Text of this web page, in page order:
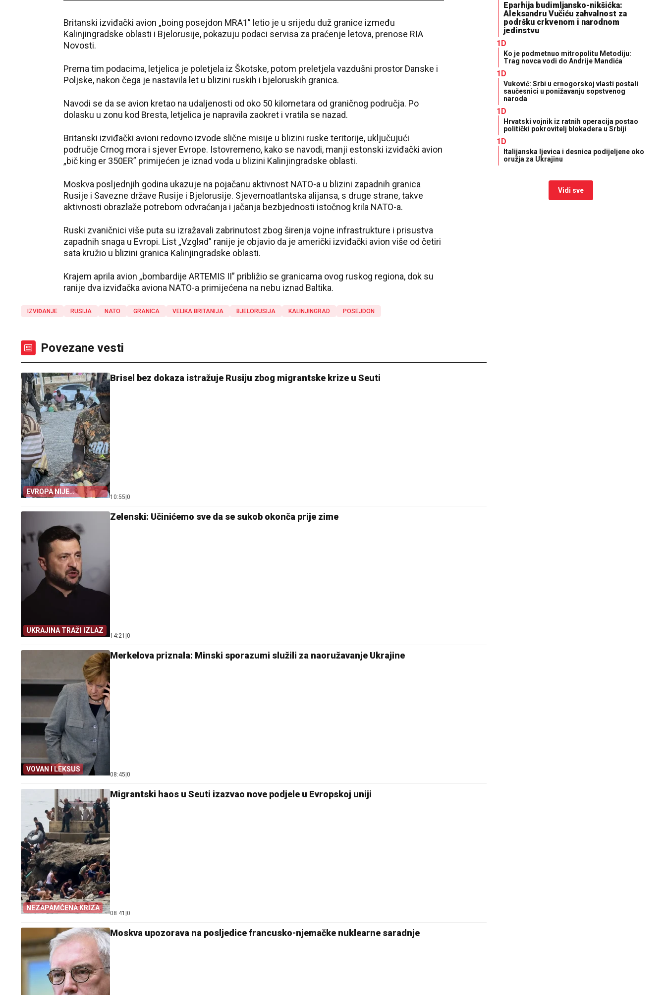
Britanski izviđački avion „boing posejdon MRA1” letio je u srijedu duž granice između
Kalinjingradske oblasti i Bjelorusije, pokazuju podaci servisa za praćenje letova, prenose RIA
Novosti.
Prema tim podacima, letjelica je poletjela iz Škotske, potom preletjela vazdušni prostor Danske i
Poljske, nakon čega je nastavila let u blizini ruskih i bjeloruskih granica.
Navodi se da se avion kretao na udaljenosti od oko 50 kilometara od graničnog područja. Po
dolasku u zonu kod Bresta, letjelica je napravila zaokret i vratila se nazad.
Britanski izviđački avioni redovno izvode slične misije u blizini ruske teritorije, uključujući
područje Crnog mora i sjever Evrope. Istovremeno, kako se navodi, manji estonski izviđački avion
„bič king er 350ER” primijećen je iznad voda u blizini Kalinjingradske oblasti.
Moskva posljednjih godina ukazuje na pojačanu aktivnost NATO-a u blizini zapadnih granica
Rusije i Savezne države Rusije i Bjelorusije. Sjevernoatlantska alijansa, s druge strane, takve
aktivnosti obrazlaže potrebom odvraćanja i jačanja bezbjednosti istočnog krila NATO-a.
Ruski zvaničnici više puta su izražavali zabrinutost zbog širenja vojne infrastrukture i prisustva
zapadnih snaga u Evropi. List „Vzglяd” ranije je objavio da je američki izviđački avion više od četiri
sata kružio u blizini granica Kalinjingradske oblasti.
Krajem aprila avion „bombardije ARTEMIS II” približio se granicama ovog ruskog regiona, dok su
ranije dva izviđačka aviona NATO-a primijećena na nebu iznad Baltika.
IZVIĐANJE RUSIJA NATO GRANICA VELIKA BRITANIJA BJELORUSIJA KALINJINGRAD POSEJDON
Povezane vesti
EVROPA NIJE
POMOGLA ŠPANIJI
Brisel bez dokaza istražuje Rusiju zbog migrantske krize u Seuti
10:55 0
UKRAJINA TRAŽI IZLAZ
Zelenski: Učinićemo sve da se sukob okonča prije zime
14:21 0
VOVAN I LEKSUS
Merkelova priznala: Minski sporazumi služili za naoružavanje Ukrajine
08:45 0
NEZAPAMĆENA KRIZA
Migrantski haos u Seuti izazvao nove podjele u Evropskoj uniji
08:41 0
Moskva upozorava na posljedice francusko-njemačke nuklearne saradnje
Eparhija budimljansko-nikšićka:
Aleksandru Vučiću zahvalnost za
podršku crkvenom i narodnom
jedinstvu
1D
Ko je podmetnuo mitropolitu Metodiju:
Trag novca vodi do Andrije Mandića
1D
Vuković: Srbi u crnogorskoj vlasti postali
saučesnici u ponižavanju sopstvenog
naroda
1D
Hrvatski vojnik iz ratnih operacija postao
politički pokrovitelj blokadera u Srbiji
1D
Italijanska ljevica i desnica podijeljene oko
oružja za Ukrajinu
Vidi sve